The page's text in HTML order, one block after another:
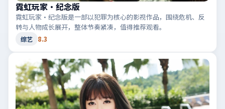
霓虹玩家·纪念版
霓虹玩家·纪念版是一部以犯罪为核心的影视作品，围绕危机、反
转与人物成长展开，整体节奏紧凑，值得推荐观看。
综艺 8.3